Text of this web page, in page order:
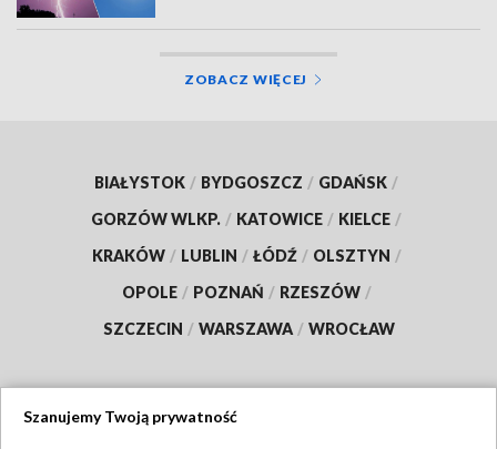
ZOBACZ WIĘCEJ
BIAŁYSTOK / BYDGOSZCZ / GDAŃSK /
GORZÓW WLKP. / KATOWICE / KIELCE /
KRAKÓW / LUBLIN / ŁÓDŹ / OLSZTYN /
OPOLE / POZNAŃ / RZESZÓW /
SZCZECIN / WARSZAWA / WROCŁAW
Szanujemy Twoją prywatność